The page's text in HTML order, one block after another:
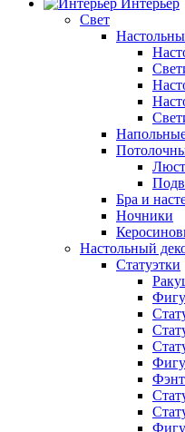
Интерьер
Свет
Бра и
Ночники
Настольный
Статуэтки